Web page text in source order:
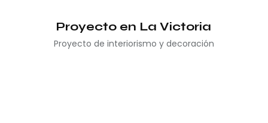
Proyecto en La Victoria
Proyecto de interiorismo y decoración